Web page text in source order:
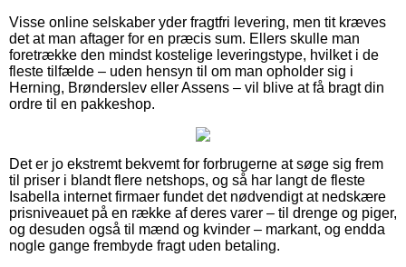
Visse online selskaber yder fragtfri levering, men tit kræves
det at man aftager for en præcis sum. Ellers skulle man
foretrække den mindst kostelige leveringstype, hvilket i de
fleste tilfælde – uden hensyn til om man opholder sig i
Herning, Brønderslev eller Assens – vil blive at få bragt din
ordre til en pakkeshop.
Det er jo ekstremt bekvemt for forbrugerne at søge sig frem
til priser i blandt flere netshops, og så har langt de fleste
Isabella internet firmaer fundet det nødvendigt at nedskære
prisniveauet på en række af deres varer – til drenge og piger,
og desuden også til mænd og kvinder – markant, og endda
nogle gange frembyde fragt uden betaling.